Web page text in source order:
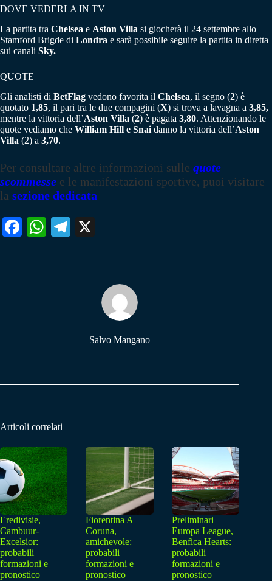
DOVE VEDERLA IN TV
La partita tra Chelsea e Aston Villa si giocherà il 24 settembre allo
Stamford Brigde di Londra e sarà possibile seguire la partita in diretta
sui canali Sky.
QUOTE
Gli analisti di BetFlag vedono favorita il Chelsea, il segno (2) è
quotato 1,85, il pari tra le due compagini (X) si trova a lavagna a 3,85,
mentre la vittoria dell’Aston Villa (2) è pagata 3,80. Attenzionando le
quote vediamo che William Hill e Snai danno la vittoria dell’Aston
Villa (2) a 3,70.
Per consultare altre informazioni sulle quote
scommesse e le manifestazioni sportive, puoi visitare
la sezione dedicata
Fa W
pp
Te
m
Salvo Mangano
Articoli correlati
Eredivisie,
Cambuur-
Excelsior:
probabili
formazioni e
pronostico
Fiorentina A
Coruna,
amichevole:
probabili
formazioni e
pronostico
Preliminari
Europa League,
Benfica Hearts:
probabili
formazioni e
pronostico